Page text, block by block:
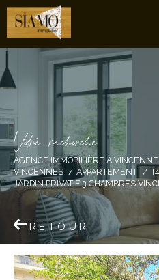
Vore recece
AGENCE IMMOBILIÈRE À
VINCENNES
APPARTEMENT
T4
JARDIN PRIVATIF 3 CHAMBRES
RETOUR